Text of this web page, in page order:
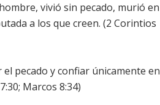
vivió sin pecado, murió en
a los que creen. (2 Corintios
pecado y confiar únicamente en
Marcos 8:34)